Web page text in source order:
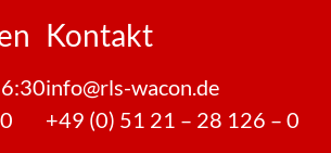
Kontakt
info@rls-wacon.de
+49 (0) 51 21 – 28 126 – 0